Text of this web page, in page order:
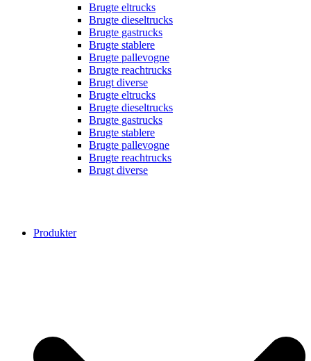
Brugte eltrucks
Brugte dieseltrucks
Brugte gastrucks
Brugte stablere
Brugte pallevogne
Brugte reachtrucks
Brugt diverse
Brugte eltrucks
Brugte dieseltrucks
Brugte gastrucks
Brugte stablere
Brugte pallevogne
Brugte reachtrucks
Brugt diverse
Produkter